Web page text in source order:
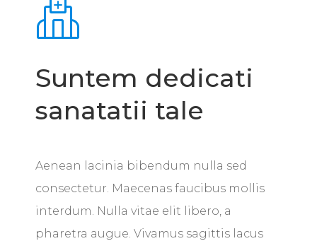
Suntem dedicati
sanatatii tale
Aenean lacinia bibendum nulla sed
consectetur. Maecenas faucibus mollis
interdum. Nulla vitae elit libero, a
pharetra augue. Vivamus sagittis lacus